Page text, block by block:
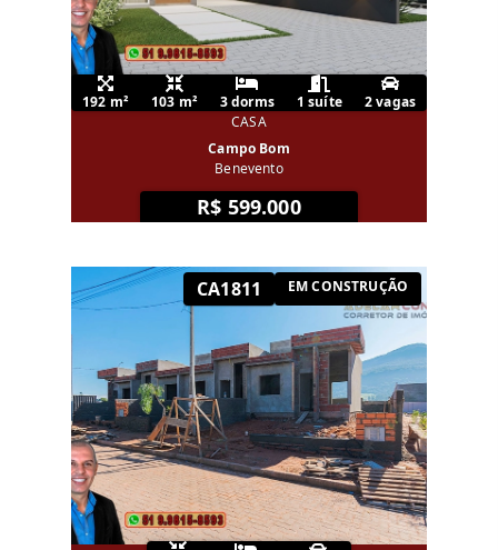
192 m² 103 m² 3 dorms 1 suíte
2 vagas
CASA
Campo Bom
Benevento
R$ 599.000
CA1811 EM CONSTRUÇÃO